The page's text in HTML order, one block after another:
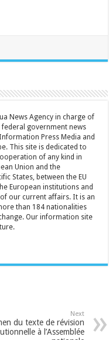
News Agency in charge of
federal government news
Press Media and
This site is dedicated to
of any kind in
Union and the
States, between the EU
European institutions and
our current affairs. It is an
than 184 nationalities
Our information site
Next
du texte de révision
à l’Assemblée